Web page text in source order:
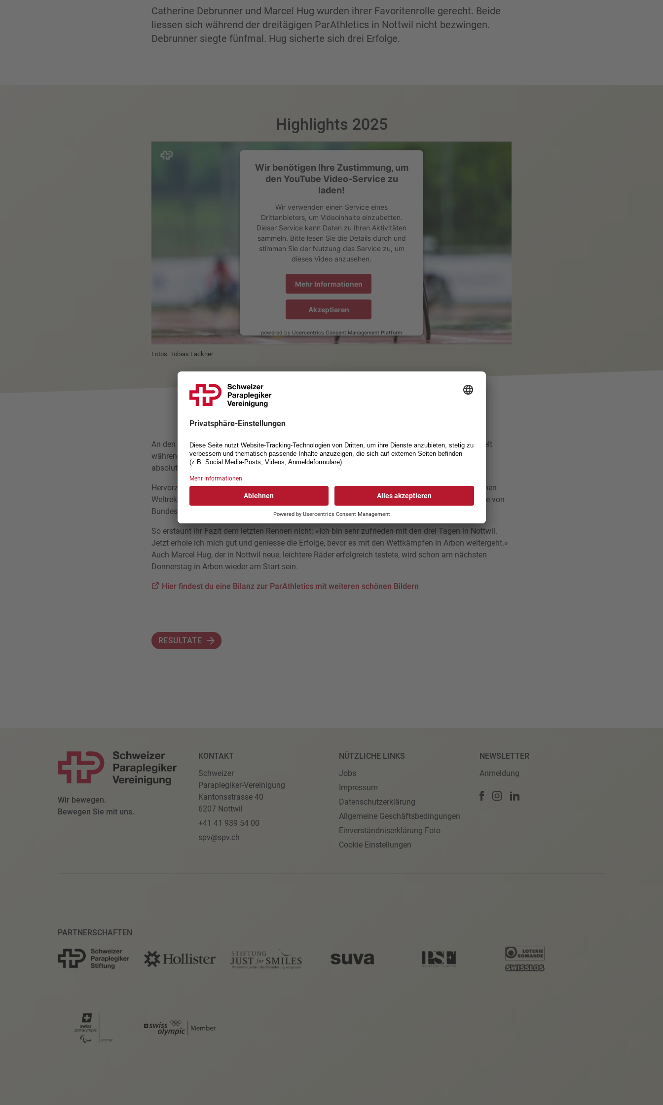
Catherine Debrunner und Marcel Hug wurden ihrer Favoritenrolle gerecht. Beide
liessen sich während der dreitägigen ParAthletics in Nottwil nicht bezwingen.
Debrunner siegte fünfmal. Hug sicherte sich drei Erfolge.
Highlights 2025
Wir benötigen Ihre Zustimmung, um
den YouTube Video-Service zu
laden!
Wir verwenden einen Service eines
Drittanbieters, um Videoinhalte einzubetten.
Dieser Service kann Daten zu Ihren Aktivitäten
sammeln. Bitte lesen Sie die Details durch und
stimmen Sie der Nutzung des Service zu, um
dieses Video anzusehen.
Mehr Informationen
Akzeptieren
powered by Usercentrics Consent Management Platform
Fotos: Tobias Lackner
An den ParAthletics 2025 in Nottwil lieferten sich 240 Para-Athletinnen und -Athleten aus aller Welt
während drei Tagen spannende Wettkämpfe. Die Schweizer Delegation gehörte einmal mehr zur
absoluten Weltspitze gehört.
Hervorzuheben ist die Topform von Catherine Debrunner. Am Samstag verbesserte sie ihren eigenen
Weltrekord über 100 Meter dank idealen Bedingungen mit wenig Wind um 5 Hundertstel, wofür sie von
Bundesrätin Elisabeth Baume-Schneider geehrt wurde.
So erstaunt ihr Fazit dem letzten Rennen nicht: «Ich bin sehr zufrieden mit den drei Tagen in Nottwil.
Jetzt erhole ich mich gut und geniesse die Erfolge, bevor es mit den Wettkämpfen in Arbon weitergeht.»
Auch Marcel Hug, der in Nottwil neue, leichtere Räder erfolgreich testete, wird schon am nächsten
Donnerstag in Arbon wieder am Start sein.
Hier findest du eine Bilanz zur ParAthletics mit weiteren schönen Bildern
RESULTATE
Wir bewegen.
Bewegen Sie mit uns.
KONTAKT
Schweizer
Paraplegiker-Vereinigung
Kantonsstrasse 40
6207 Nottwil
+41 41 939 54 00
spv@spv.ch
NÜTZLICHE LINKS
Jobs
Impressum
Datenschutzerklärung
Allgemeine Geschäftsbedingungen
Einverständniserklärung Foto
Cookie Einstellungen
NEWSLETTER
Anmeldung
PARTNERSCHAFTEN